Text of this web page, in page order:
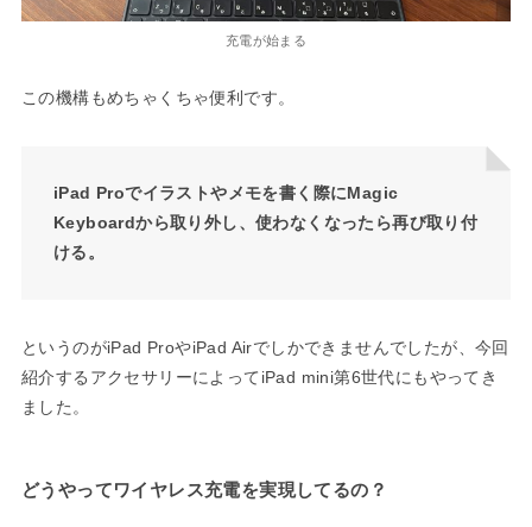
充電が始まる
この機構もめちゃくちゃ便利です。
iPad Proでイラストやメモを書く際にMagic
Keyboardから取り外し、使わなくなったら再び取り付
ける。
というのがiPad ProやiPad Airでしかできませんでしたが、今回
紹介するアクセサリーによってiPad mini第6世代にもやってき
ました。
どうやってワイヤレス充電を実現してるの？